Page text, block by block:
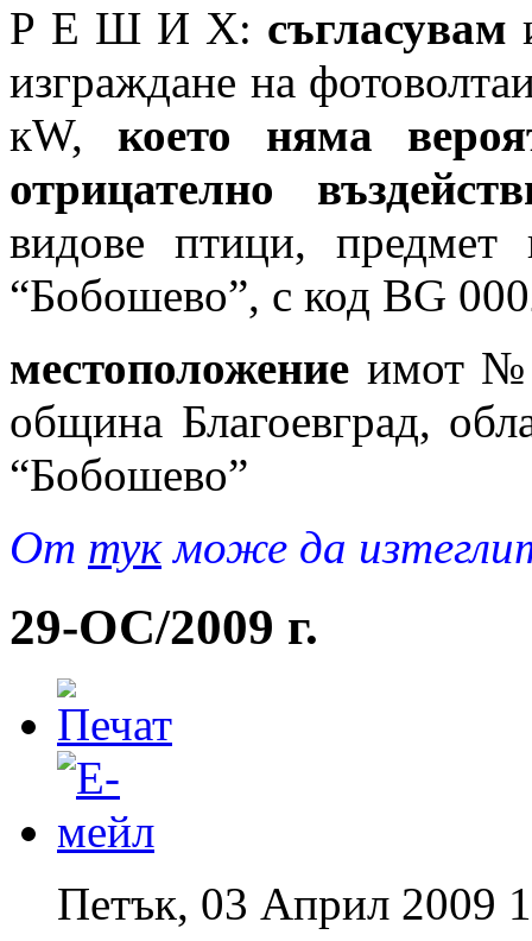
Р Е Ш И Х: съгласувам
изграждане на
кW, което
няма
отрицателно
видове птици, предмет
“Бобошево”, с код BG
местоположение имот №
община Благоевград,
“Бобошево”
Oт тукможе да
29-ОС/2009 г.
Петък, 03 Април 2009